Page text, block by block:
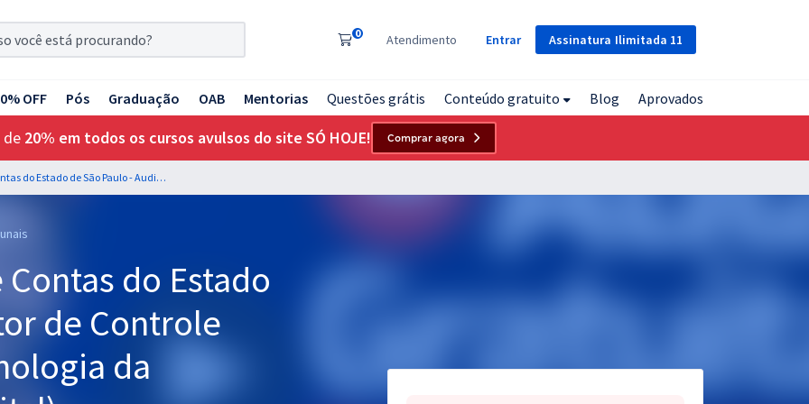
Assinatura Ilimitada 11
0 Atendimento Entrar
OFF Pós Graduação OAB Mentorias Questões grátis Conteúdo gratuito Blog Aprovados
de 20% em todos os cursos avulsos do site SÓ HOJE! Comprar agora
TCE SP - Tribunal de Contas do Estado de São Paulo - Auditor de Controle Externo - DIPE - Tecnologia da Informação (Pós-Edital)
Contas do Estado
de Controle
da